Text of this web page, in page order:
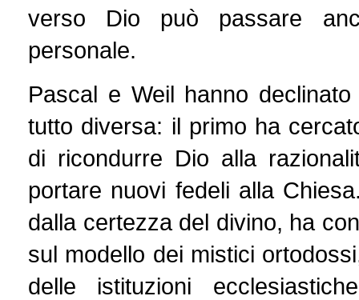
verso Dio può passare
personale.
Pascal e Weil hanno
tutto diversa: il primo ha
di ricondurre Dio alla
portare nuovi fedeli alla
dalla certezza del divino, ha
sul modello dei mistici
delle istituzioni